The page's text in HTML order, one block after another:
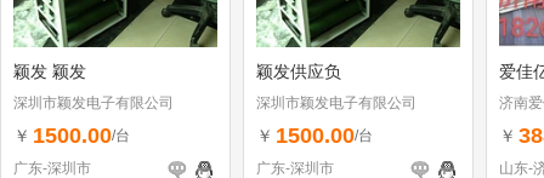
颖发 颖发
深圳市颖发电子有限公司
￥ 1500.00/台
广东-深圳市
颖发供应负
深圳市颖发电子有限公司
￥ 1500.00/台
广东-深圳市
爱佳
济南
任公司
￥
山东-